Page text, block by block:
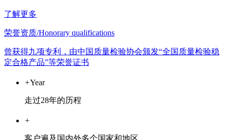
了解更多
荣誉资质/Honorary qualifications
曾获得九项专利，由中国质量检验协会颁发“全国质量检验稳
定合格产品”等荣誉证书
+Year
走过28年的历程
+
客户遍及国内外多个国家和地区